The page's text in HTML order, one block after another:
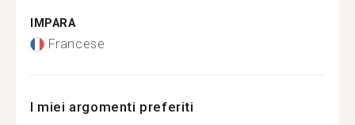
IMPARA
Francese
I miei argomenti preferiti